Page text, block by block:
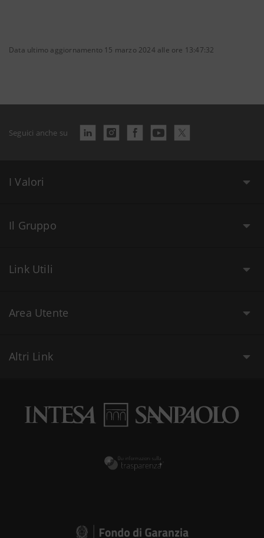
Data ultimo aggiornamento 15 marzo 2024 alle ore 13:47:32
Seguici anche su
I Valori
Il Gruppo
Link Utili
Area Utente
Altri Link